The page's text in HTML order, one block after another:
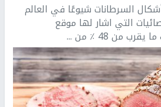
السرطانات شيوعًا في العالم
التي اشار لها موقع